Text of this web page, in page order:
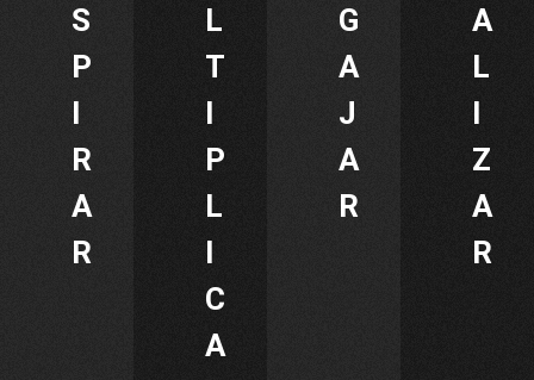
S
P
I
R
A
R
L
T
I
P
L
I
C
A
G
A
J
A
R
A
L
I
Z
A
R